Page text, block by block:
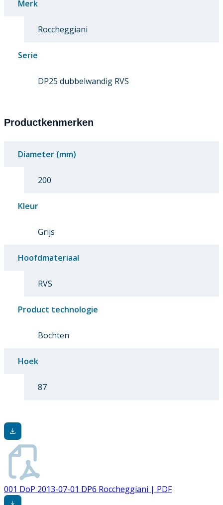
Merk
Roccheggiani
Serie
DP25 dubbelwandig RVS
Productkenmerken
Diameter (mm)
200
Kleur
Grijs
Hoofdmateriaal
RVS
Product technologie
Bochten
Hoek
87
001 DoP 2013-07-01 DP6 Roccheggiani | PDF